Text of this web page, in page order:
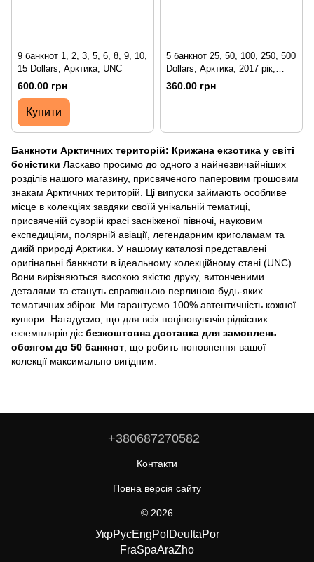
9 банкнот 1, 2, 3, 5, 6, 8, 9, 10,
15 Dollars, Арктика, UNC
600.00 грн
Купити
5 банкнот 25, 50, 100, 250, 500
Dollars, Арктика, 2017 рік,
UNC
360.00 грн
Банкноти Арктичних територій: Крижана екзотика у світі
боністики Ласкаво просимо до одного з найнезвичайніших
розділів нашого магазину, присвяченого паперовим грошовим
знакам Арктичних територій. Ці випуски займають особливе
місце в колекціях завдяки своїй унікальній тематиці,
присвяченій суворій красі засніженої півночі, науковим
експедиціям, полярній авіації, легендарним криголамам та
дикій природі Арктики. У нашому каталозі представлені
оригінальні банкноти в ідеальному колекційному стані (UNC).
Вони вирізняються високою якістю друку, витонченими
деталями та стануть справжньою перлиною будь-яких
тематичних збірок. Ми гарантуємо 100% автентичність кожної
купюри. Нагадуємо, що для всіх поціновувачів рідкісних
екземплярів діє безкоштовна доставка для замовлень
обсягом до 50 банкнот , що робить поповнення вашої
колекції максимально вигідним.
+380687270582
Контакти
Повна версія сайту
© 2026
УкрРусEngPol Deu ItaPor
FraSpaAraZho